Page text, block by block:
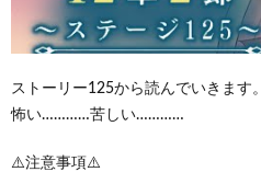
ストーリー125から読んでいきます。
怖い…………苦しい…………
⚠️注意事項⚠️